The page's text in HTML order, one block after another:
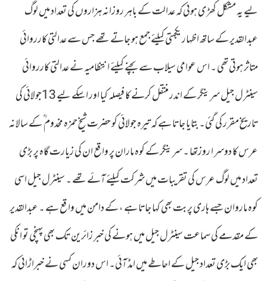
لیے یہ مشکل کھڑ ی ہوئی کہ عدالت کے باہر روزانہ ہزاروں کی تعداد میں لوگ
عبدالقدیر کے ساتھ اظہار یکجہتی کیلئے جمع ہو جاتے تھے جس سے عدالتی کارروائی
متاثر ہوتی تھی ۔ اس عوامی سیلاب سے بچنے کیلئے انتظامیہ نے عدالتی کارروائی
سینٹرل جیل سرینگر کے اندر منتقل کرنے کا فیصلہ کیا اور اسکے لیے 13جولائی کی
تاریخ مقرر کی گئی۔ بتایا جاتا ہے کہ تیرہ جولائی کو حضرت شیخ حمزہ مخدوم ؒ کے سالانہ
عرس کا دوسر ا روزتھا ۔ سرینگر کے کوہ ماران پر واقع ان کی زیارت گاہ پر بڑی
تعداد میں لوگ عرس کی تقریبات میں شرکت کیلئے آئے تھے ۔ سینٹرل جیل اسی
کوہ ماروان جسے ہاری پربت بھی کہا جاتا ہے ، کے دامن میں واقع ہے ۔ عبدالقدیر
کے مقدمے کی سماعت سینٹرل جیل میں ہونے کی خبر زائرین تک بھی پہنچی تو انکی
بھی ایک بڑی تعداد جیل کے احاطے میں امڈ آئی۔ اس دوران کسی نے خبراڑائی کہ